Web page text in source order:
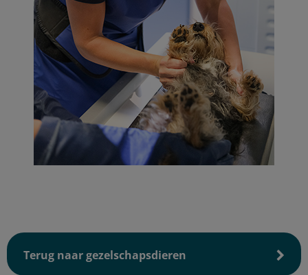
Terug naar gezelschapsdieren